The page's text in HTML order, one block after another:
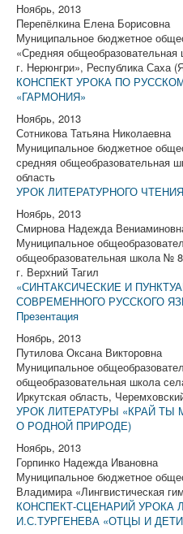
Ноябрь, 2013
Перепёлкина Елена Борисовна
Муниципальное бюджетное
«Средняя
г. Нерюнгри», Республика Саха
КОНСПЕКТ УРОКА ПО
«ГАРМОНИЯ»
Ноябрь, 2013
Сотникова Татьяна Николаевна
Муниципальное бюджетное
средняя общеобразовательная
область
УРОК ЛИТЕРАТУРНОГО ЧТЕНИЯ
Ноябрь, 2013
Смирнова Надежда
Муниципальное
общеобразовательная школа №
г. Верхний Тагил
«СИНТАКСИЧЕСКИЕ И
СОВРЕМЕННОГО РУССКОГО
Презентация
Ноябрь, 2013
Путилова Оксана Викторовна
Муниципальное
общеобразовательная школа
Иркутская область,
УРОК ЛИТЕРАТУРЫ «КРАЙ
О РОДНОЙ ПРИРОДЕ)
Ноябрь, 2013
Горпинко Надежда Ивановна
Муниципальное бюджетное
Владимира «Лингвистическая
КОНСПЕКТ-СЦЕНАРИЙ УРОКА
И.С.ТУРГЕНЕВА «ОТЦЫ И